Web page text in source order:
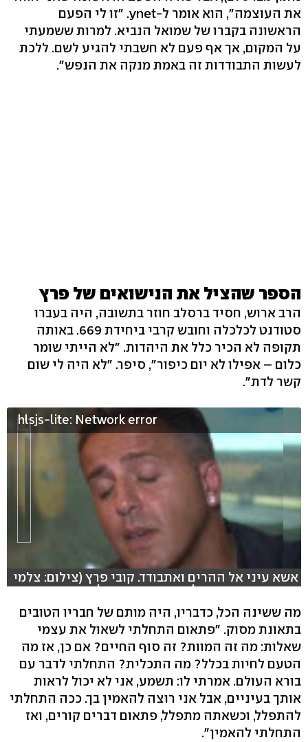
את העוצמה", הוא אומר ל-ynet. "זו לי הפעם
הראשונה בקברו של שמואל הנביא. למרות ששמעתי
על המקום, אך אף פעם לא חשבתי להגיע לשם. ללכת
לעשות התבודדות זה באמת מנקה את הנפש".
הספר שהציל את הנישואים של פרץ
הרב ארוש, חסיד ברסלב חוזר בתשובה, היה בעברו
סטודנט לכלכלה וחובש קרבי ביחידת 669. באותה
תקופה לא הכיר כלל את היהדות. "לא הייתי שומר
כלום – אפילו לא יום כיפור", סיפר. "לא היה לי שום
קשר לדת".
hlsjs-lite: Network error
אשא עיני אל ההרים ואתבודד. קובי פרץ (צילום: צלמי
מורשת, עריכה: דקל ניצן, מפיקים: חלי אור הכט ומור
מה ששינה הכל, כדבריו, היה מותם של חבריו הטובים
בתאונת מסוק. "פתאום התחלתי לשאול את עצמי
שאלות: מה זה המוות? זה סוף החיים? אם כן, אז מה
הטעם לחיות בכלל? מה התכלית? התחלתי לדבר עם
בורא העולם. אמרתי לו: תשמע, אני לא יכול לראות
אותך בעיניים, אבל אני רוצה להאמין בך. ככה התחלתי
להתפלל, וכשאתה מתפלל, פתאום דברים קורים, ואז
התחלתי להאמין".